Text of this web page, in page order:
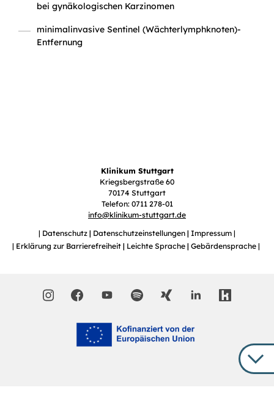
bei gynäkologischen Karzinomen
minimalinvasive Sentinel (Wächterlymphknoten)-
Entfernung
Klinikum Stuttgart
Kriegsbergstraße 60
70174 Stuttgart
Telefon: 0711 278-01
info@klinikum-stuttgart.de
Datenschutz
Datenschutzeinstellungen Impressum
Erklärung zur Barrierefreiheit
Leichte Sprache Gebärdensprache